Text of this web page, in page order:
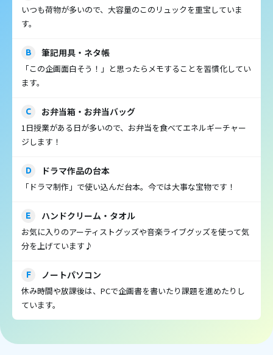
いつも荷物が多いので、大容量のこのリュックを重宝していま
す。
B 筆記用具・ネタ帳
「この企画面白そう！」と思ったらメモすることを習慣化してい
ます。
C お弁当箱・お弁当バッグ
1日授業がある日が多いので、お弁当を食べてエネルギーチャー
ジします！
D ドラマ作品の台本
「ドラマ制作」で使い込んだ台本。今では大事な宝物です！
E ハンドクリーム・タオル
お気に入りのアーティストグッズや音楽ライブグッズを使って気
分を上げています♪
F ノートパソコン
休み時間や放課後は、PCで企画書を書いたり課題を進めたりし
ています。